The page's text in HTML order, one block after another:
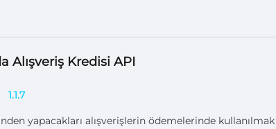
Alışveriş Kredisi API
1.1.7
yapacakları alışverişlerin ödemelerinde kullanılmak